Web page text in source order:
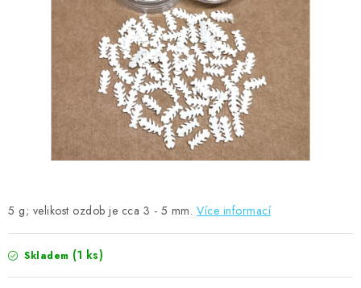
Kontakty Moje objednávka
Oblíbené ♥️
Hodnocení obchodu
Obchodní podmínky
Podmínky ochrany osobních údajů
Ověřování recenzí
Jak nakupovat
5 g; velikost ozdob je cca 3 - 5 mm. Více informací
Skladem (1 ks)